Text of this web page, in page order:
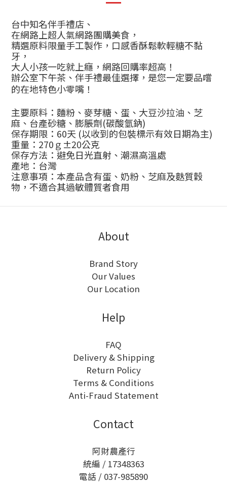
台中知名伴手禮店、
在網路上超人氣網路團購美食，
精選原料限量手工製作，口感香酥鬆軟輕糖不黏
牙，
大人小孩一吃就上癮，網路回購率超高！
辦公室下午茶、伴手禮最佳選擇，是您一定要品嚐
的在地特色小零嘴！
主要原料：麵粉、麥芽糖、蛋、大豆沙拉油、芝
麻、台產砂糖、膨脹劑(碳酸氫鈉)
保存期限： 60天 (以收到的包裝標示有效日期為主)
重量： 270ｇ±20公克
保存方法：避免日光直射、潮濕高溫處
產地：台灣
注意事項：本產品含有蛋、奶粉、芝麻及麩質穀
物，不適合其過敏體質者食用
About
Brand Story
Our Values
Our Location
Help
FAQ
Delivery & Shipping
Return Policy
Terms & Conditions
Anti-Fraud Statement
Contact
阿財農產行
統編 / 17348363
電話 / 037-985890